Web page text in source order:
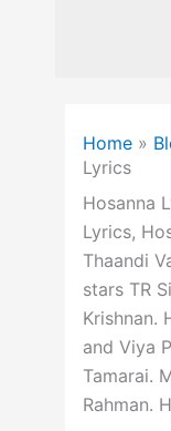
Home»
Lyrics
Hosanna
Lyrics,
Thaandi
stars TR
Krishnan.
and Viya
Tamarai.
Rahman.